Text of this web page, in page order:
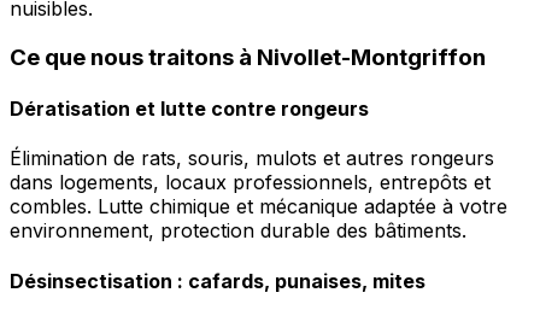
nuisibles.
Ce que nous traitons à Nivollet-Montgriffon
Dératisation et lutte contre rongeurs
Élimination de rats, souris, mulots et autres rongeurs
dans logements, locaux professionnels, entrepôts et
combles. Lutte chimique et mécanique adaptée à votre
environnement, protection durable des bâtiments.
Désinsectisation : cafards, punaises, mites